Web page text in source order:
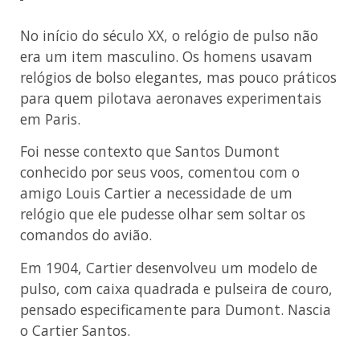
No início do século XX, o relógio de pulso não
era um item masculino. Os homens usavam
relógios de bolso elegantes, mas pouco práticos
para quem pilotava aeronaves experimentais
em Paris.
Foi nesse contexto que Santos Dumont
conhecido por seus voos, comentou com o
amigo Louis Cartier a necessidade de um
relógio que ele pudesse olhar sem soltar os
comandos do avião.
Em 1904, Cartier desenvolveu um modelo de
pulso, com caixa quadrada e pulseira de couro,
pensado especificamente para Dumont. Nascia
o Cartier Santos.